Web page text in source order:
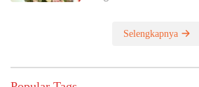
Selengkapnya